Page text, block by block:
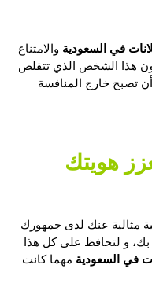
في السعوديةوالامتناع
هذا الشخص الذي تتقلص
خارج المنافسة
مثالية عنك لدى جمهورك
و لتحافظ على كل هذا
السعوديةمهما كانت